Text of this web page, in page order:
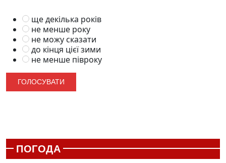
ще декілька років
не менше року
не можу сказати
до кінця цієї зими
не менше півроку
ПОГОДА